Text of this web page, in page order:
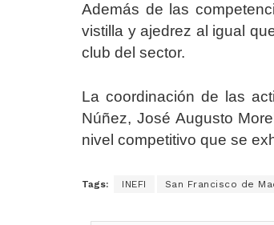
Además de las
vistilla y ajedrez al igual
club del sector.
La coordinación de las
Núñez, José Augusto
nivel competitivo que se
Tags: INEFI San Francisco de